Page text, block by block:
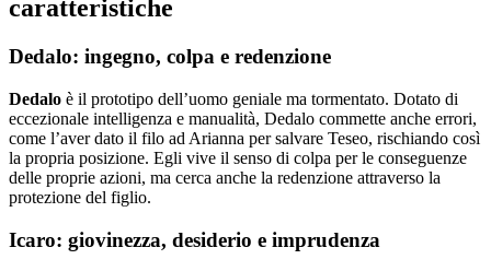
caratteristiche
Dedalo: ingegno, colpa e redenzione
Dedalo è il prototipo dell’uomo geniale ma tormentato. Dotato di
eccezionale intelligenza e manualità, Dedalo commette anche errori,
come l’aver dato il filo ad Arianna per salvare Teseo, rischiando così
la propria posizione. Egli vive il senso di colpa per le conseguenze
delle proprie azioni, ma cerca anche la redenzione attraverso la
protezione del figlio.
Icaro: giovinezza, desiderio e imprudenza